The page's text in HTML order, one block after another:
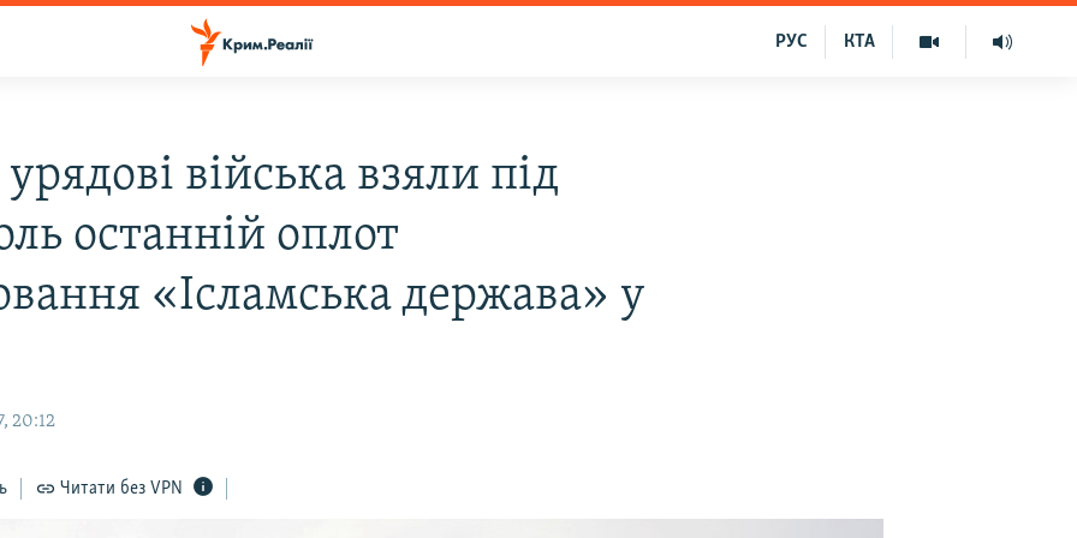
КТА
РУС
війська взяли під
останній оплот
«Ісламська держава» у
20:12
Читати без VPN